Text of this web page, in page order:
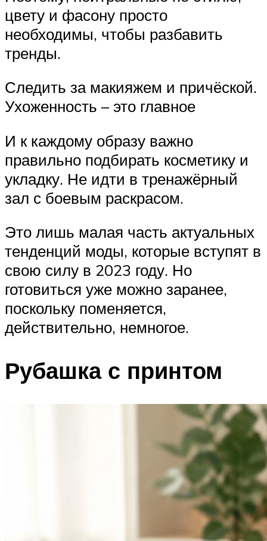
цвету и фасону просто
необходимы, чтобы разбавить
тренды.
Следить за макияжем и причёской.
Ухоженность – это главное
И к каждому образу важно
правильно подбирать косметику и
укладку. Не идти в тренажёрный
зал с боевым раскрасом.
Это лишь малая часть актуальных
тенденций моды, которые вступят в
свою силу в 2023 году. Но
готовиться уже можно заранее,
поскольку поменяется,
действительно, немногое.
Рубашка с принтом